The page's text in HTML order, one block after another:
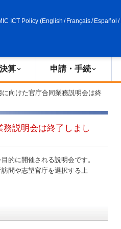
ICT Policy (English / Français/ Español /
算 申請・手続
向けた官庁合同業務説明会は終
説明会は終了しまし
的に開催される説明会です。
問や志望官庁を選択する上